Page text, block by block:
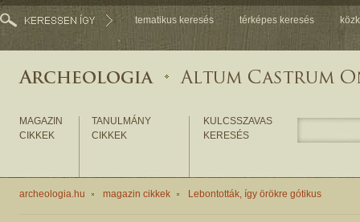
tematikus keresés térképes keresés
MAGAZIN
CIKKEK
TANULMÁNY
CIKKEK
KULCSSZAVAS
KERESÉS
archeologia.hu magazin cikkek Lebontották, így örökre gótikus